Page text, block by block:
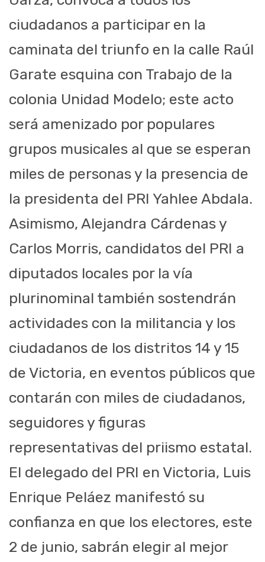
ciudadanos a participar en la
caminata del triunfo en la calle Raúl
Garate esquina con Trabajo de la
colonia Unidad Modelo; este acto
será amenizado por populares
grupos musicales al que se esperan
miles de personas y la presencia de
la presidenta del PRI Yahlee Abdala.
Asimismo, Alejandra Cárdenas y
Carlos Morris, candidatos del PRI a
diputados locales por la vía
plurinominal también sostendrán
actividades con la militancia y los
ciudadanos de los distritos 14 y 15
de Victoria, en eventos públicos que
contarán con miles de ciudadanos,
seguidores y figuras
representativas del priismo estatal.
El delegado del PRI en Victoria, Luis
Enrique Peláez manifestó su
confianza en que los electores, este
2 de junio, sabrán elegir al mejor